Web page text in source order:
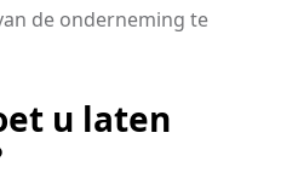
de onderneming te
u laten